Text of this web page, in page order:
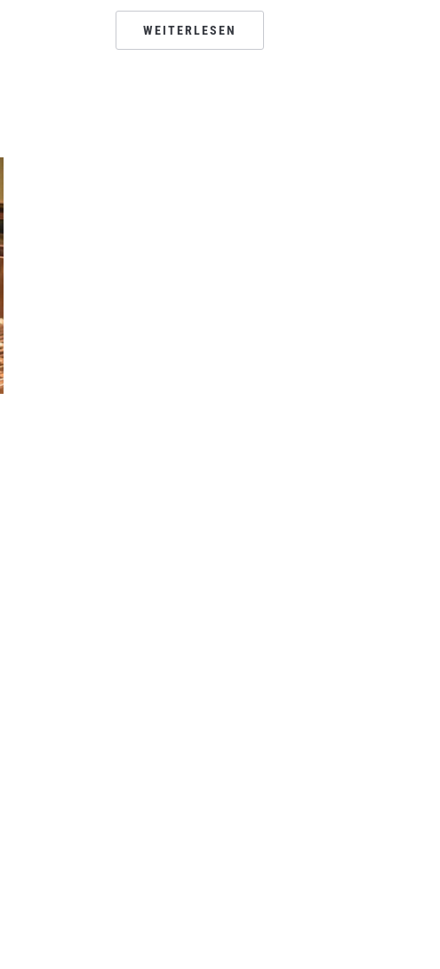
WEITERLESEN